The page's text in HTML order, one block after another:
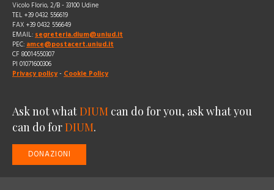
Vicolo Florio, 2/B - 33100 Udine
TEL +39 0432 556619
FAX +39 0432 556649
EMAIL: segreteria.dium@uniud.it
PEC: amce@postacert.uniud.it
CF 80014550307
PI 01071600306
Privacy policy - Cookie Policy
Ask not whatDIUM can do for you, ask what you
can do forDIUM.
DONAZIONI